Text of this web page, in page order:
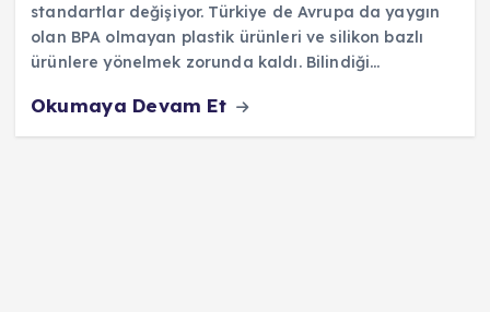
standartlar değişiyor. Türkiye de Avrupa da yaygın
olan BPA olmayan plastik ürünleri ve silikon bazlı
ürünlere yönelmek zorunda kaldı. Bilindiği…
Okumaya Devam Et